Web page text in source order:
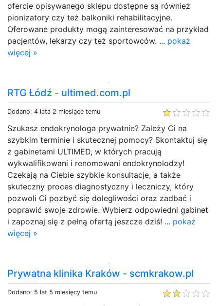
ofercie opisywanego sklepu dostępne są również
pionizatory czy też balkoniki rehabilitacyjne.
Oferowane produkty mogą zainteresować na przykład
pacjentów, lekarzy czy też sportowców. ... pokaż
więcej »
RTG Łódź - ultimed.com.pl
Dodano: 4 lata 2 miesiące temu
Szukasz endokrynologa prywatnie? Zależy Ci na
szybkim terminie i skutecznej pomocy? Skontaktuj się
z gabinetami ULTIMED, w których pracują
wykwalifikowani i renomowani endokrynolodzy!
Czekają na Ciebie szybkie konsultacje, a także
skuteczny proces diagnostyczny i leczniczy, który
pozwoli Ci pozbyć się dolegliwości oraz zadbać i
poprawić swoje zdrowie. Wybierz odpowiedni gabinet
i zapoznaj się z pełną ofertą jeszcze dziś! ... pokaż
więcej »
Prywatna klinika Kraków - scmkrakow.pl
Dodano: 5 lat 5 miesięcy temu